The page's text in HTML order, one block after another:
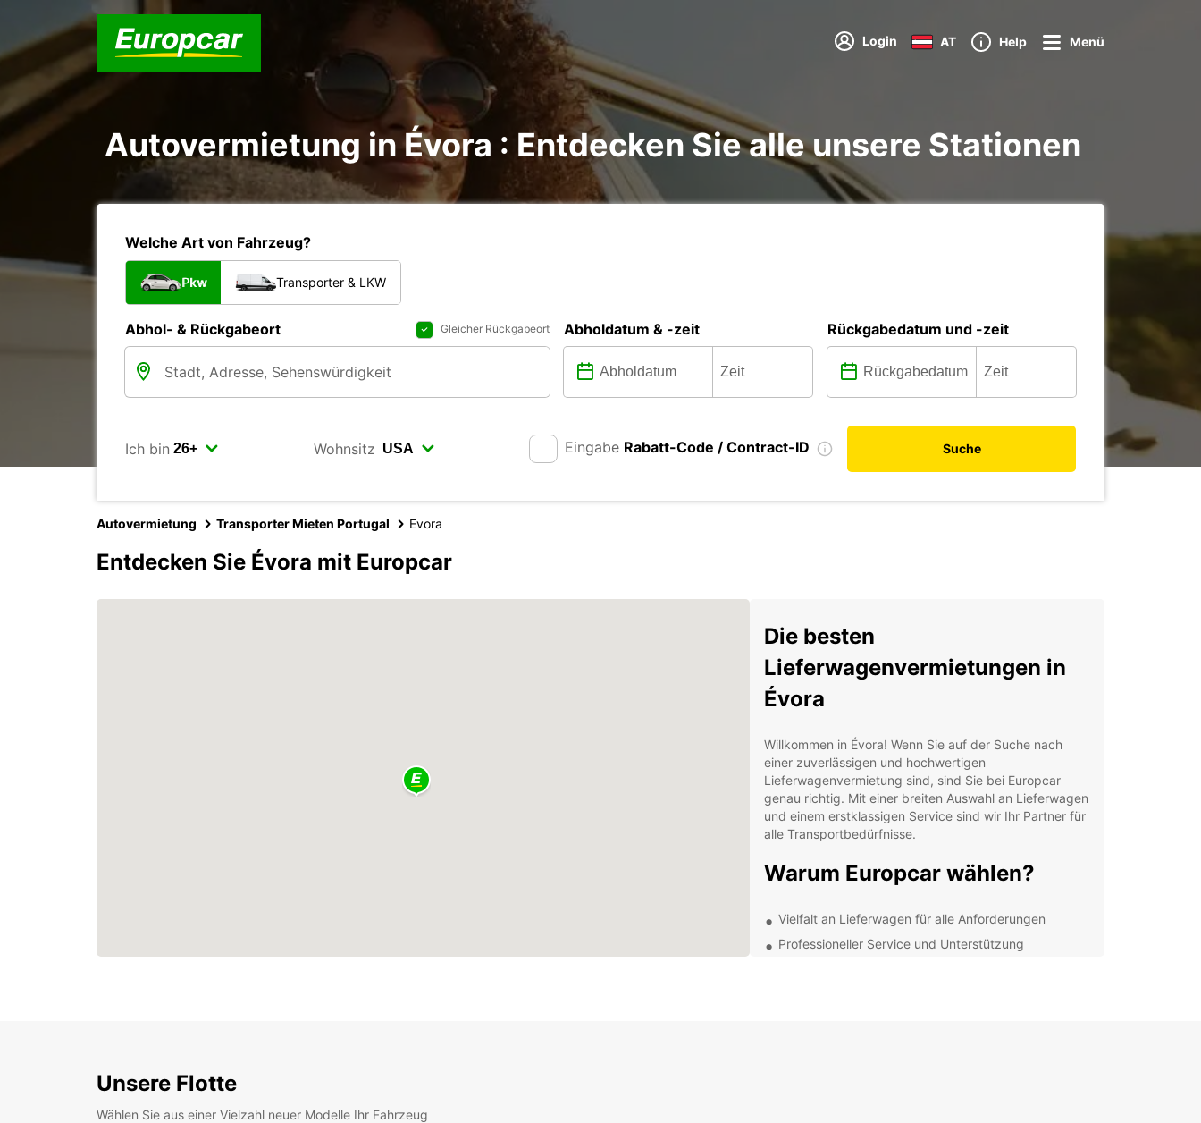
Login AT Help Menü
Autovermietung in Évora : Entdecken Sie alle unsere Stationen
Welche Art von Fahrzeug?
Pkw Transporter & LKW
Abhol- & Rückgabeort Gleicher Rückgabeort Abholdatum & -zeit Rückgabedatum und -zeit
Ich bin Wohnsitz Eingabe Rabatt-Code / Contract-ID Suche
Autovermietung Transporter Mieten Portugal Evora
Entdecken Sie Évora mit Europcar
Die besten
Lieferwagenvermietungen in
Évora
Willkommen in Évora! Wenn Sie auf der Suche nach
einer zuverlässigen und hochwertigen
Lieferwagenvermietung sind, sind Sie bei Europcar
genau richtig. Mit einer breiten Auswahl an Lieferwagen
und einem erstklassigen Service sind wir Ihr Partner für
alle Transportbedürfnisse.
Warum Europcar wählen?
Vielfalt an Lieferwagen für alle Anforderungen
Professioneller Service und Unterstützung
Unsere Flotte
Wählen Sie aus einer Vielzahl neuer Modelle Ihr Fahrzeug